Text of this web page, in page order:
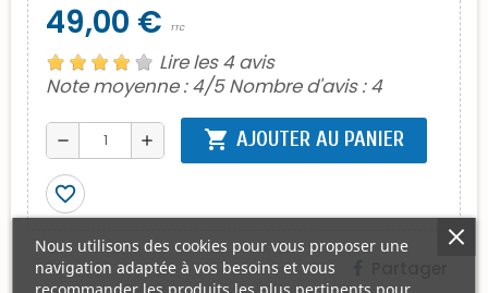
49,00 € TTC
Lire les 4 avis
Note moyenne :4/5 Nombre d'avis :4
remove add shopping_cart AJOUTER AU PANIER
favorite_border
Nous utilisons des cookies pour vous proposer une
navigation adaptée à vos besoins et vous